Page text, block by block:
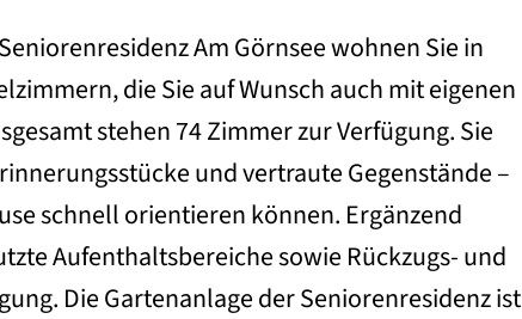
Am Görnsee wohnen Sie in
die Sie auf Wunsch auch mit eigenen
stehen 74 Zimmer zur Verfügung. Sie
und vertraute Gegenstände –
schnell orientieren können. Ergänzend
Aufenthaltsbereiche sowie Rückzugs- und
Die Gartenanlage der Seniorenresidenz ist